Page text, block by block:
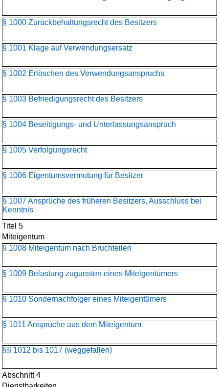
§ 1000 Zurückbehaltungsrecht des Besitzers
§ 1001 Klage auf Verwendungsersatz
§ 1002 Erlöschen des Verwendungsanspruchs
§ 1003 Befriedigungsrecht des Besitzers
§ 1004 Beseitigungs- und Unterlassungsanspruch
§ 1005 Verfolgungsrecht
§ 1006 Eigentumsvermutung für Besitzer
§ 1007 Ansprüche des früheren Besitzers, Ausschluss bei
Kenntnis
Titel 5
Miteigentum
§ 1008 Miteigentum nach Bruchteilen
§ 1009 Belastung zugunsten eines Miteigentümers
§ 1010 Sondernachfolger eines Miteigentümers
§ 1011 Ansprüche aus dem Miteigentum
§§ 1012 bis 1017 (weggefallen)
Abschnitt 4